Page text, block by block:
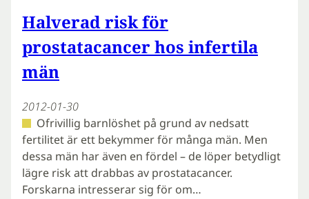
Halverad risk för
prostatacancer hos infertila
män
2012-01-30
Ofrivillig barnlöshet på grund av nedsatt
fertilitet är ett bekymmer för många män. Men
dessa män har även en fördel – de löper betydligt
lägre risk att drabbas av prostatacancer.
Forskarna intresserar sig för om…